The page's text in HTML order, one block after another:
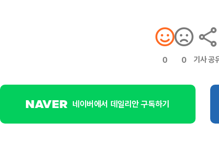
0 0 기사 공
네이버에서 데일리안 구독하기